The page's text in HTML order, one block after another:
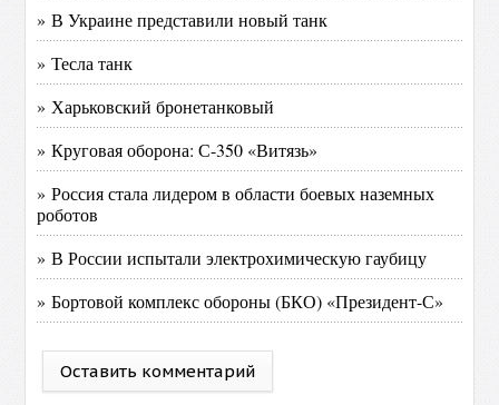
» В Украине представили новый танк
» Тесла танк
» Харьковский бронетанковый
» Круговая оборона: С-350 «Витязь»
» Россия стала лидером в области боевых наземных
роботов
» В России испытали электрохимическую гаубицу
» Бортовой комплекс обороны (БКО) «Президент-С»
Оставить комментарий